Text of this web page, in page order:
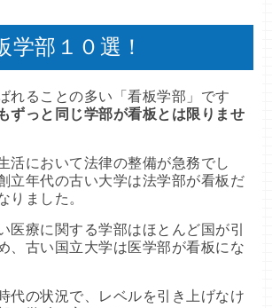
学部１０選！
れることの多い「看板学部」です
ずっと同じ学部が看板とは限りませ
活において法律の整備が急務でし
立年代の古い大学は法学部が看板だ
りました。
医療に関する学部はほとんど国が引
、古い国立大学は医学部が看板にな
代の状況で、レベルを引き上げなけ